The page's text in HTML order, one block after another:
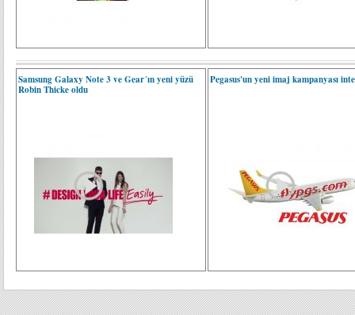
Samsung Galaxy Note 3 ve Gear´ın yeni yüzü
Robin Thicke oldu
Pegasus'un yeni imaj kampanyası